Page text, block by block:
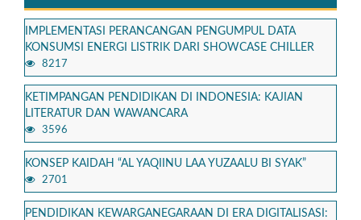
IMPLEMENTASI PERANCANGAN PENGUMPUL DATA
KONSUMSI ENERGI LISTRIK DARI SHOWCASE CHILLER
8217
KETIMPANGAN PENDIDIKAN DI INDONESIA: KAJIAN
LITERATUR DAN WAWANCARA
3596
KONSEP KAIDAH “AL YAQIINU LAA YUZAALU BI SYAK”
2701
PENDIDIKAN KEWARGANEGARAAN DI ERA DIGITALISASI: